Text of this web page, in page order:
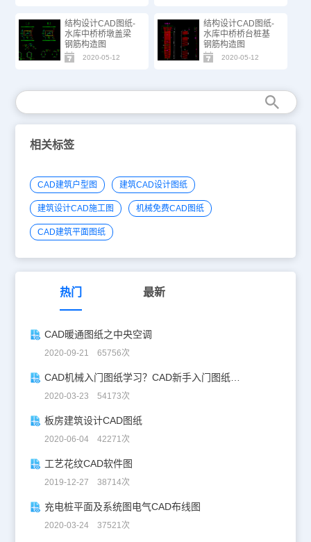
结构设计CAD图纸-
水库中桥桥墩盖梁
钢筋构造图
2020-05-12
结构设计CAD图纸-
水库中桥桥台桩基
钢筋构造图
2020-05-12
相关标签
CAD建筑户型图 建筑CAD设计图纸
建筑设计CAD施工图 机械免费CAD图纸
CAD建筑平面图纸
热门 最新
CAD暖通图纸之中央空调
2020-09-21 65756次
CAD机械入门图纸学习？CAD新手入门图纸练习
2020-03-23 54173次
板房建筑设计CAD图纸
2020-06-04 42271次
工艺花纹CAD软件图
2019-12-27 38714次
充电桩平面及系统图电气CAD布线图
2020-03-24 37521次